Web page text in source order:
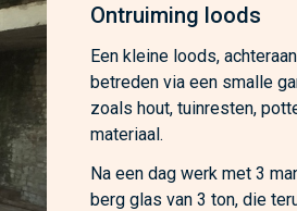
Ontruiming loods
Een kleine loods,
betreden via een smalle
zoals hout, tuinresten,
materiaal.
Na een dag werk met 3
berg glas van 3 ton, die